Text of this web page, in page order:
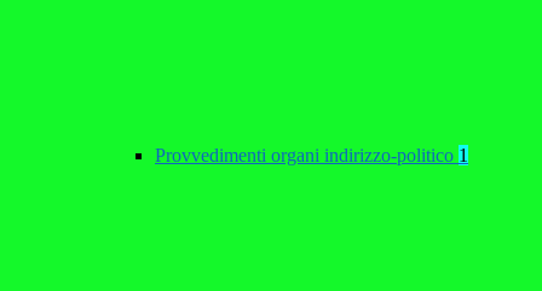
Provvedimenti organi indirizzo-politico 1